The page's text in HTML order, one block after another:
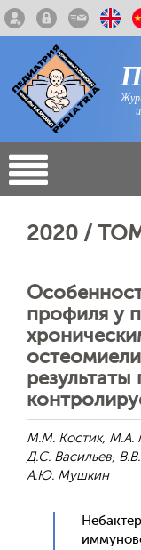
2020 /
профиля у
результаты
М.М. Костик, М.А.
Д.С. Васильев,
А.Ю. Мушкин